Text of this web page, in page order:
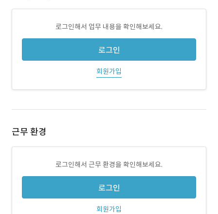
로그인해서 업무 내용을 확인해보세요.
로그인
회원가입
근무 환경
로그인해서 근무 환경을 확인해보세요.
로그인
회원가입